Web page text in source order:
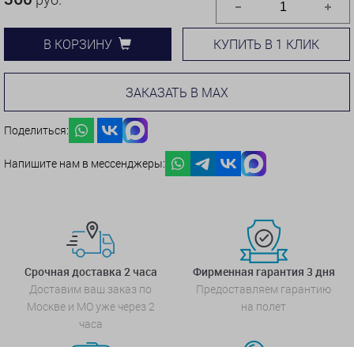
В КОРЗИНУ КУПИТЬ В 1 КЛИК
ЗАКАЗАТЬ В MAX
Поделиться:
Напишите нам в мессенджеры:
Срочная доставка 2 часа
Доставим ваш заказ по
Москве и МО уже через 2
часа
Фирменная гарантия 3 дня
Предоставляем гарантию
на полет